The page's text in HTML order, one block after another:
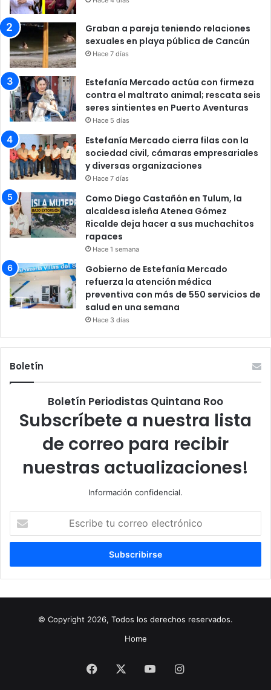
Graban a pareja teniendo relaciones
sexuales en playa pública de Cancún
Hace 7 días
Estefanía Mercado actúa con firmeza
contra el maltrato animal; rescata seis
seres sintientes en Puerto Aventuras
Hace 5 días
Estefanía Mercado cierra filas con la
sociedad civil, cámaras empresariales
y diversas organizaciones
Hace 7 días
Como Diego Castañón en Tulum, la
alcaldesa isleña Atenea Gómez
Ricalde deja hacer a sus muchachitos
rapaces
Hace 1 semana
Gobierno de Estefanía Mercado
refuerza la atención médica
preventiva con más de 550 servicios de
salud en una semana
Hace 3 días
Boletín
Boletín Periodistas Quintana Roo
Subscríbete a nuestra lista
de correo para recibir
nuestras actualizaciones!
Información confidencial.
correo
© Copyright 2026, Todos los derechos reservados.
Home
Facebook YouTubeInstagram